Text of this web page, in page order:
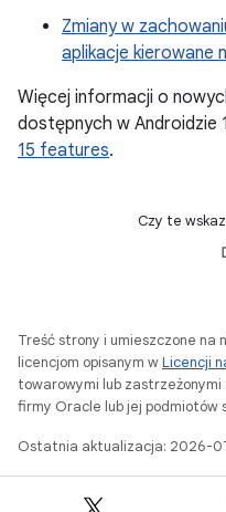
Zmiany w
aplikacje kierowane
Więcej informacji o
dostępnych w Androidzie
15 features.
Czy te
Treść strony i umieszczone
licencjom opisanym wLicencji
towarowymi lub
firmy Oracle lub jej podmiotów
Ostatnia aktualizacja: 2026-